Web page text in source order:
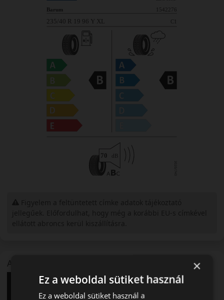
A mintázat ×
Ez a weboldal sütiket használ
Ez a weboldal sütiket használ a